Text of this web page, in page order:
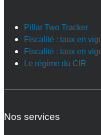
Pillar Two Tracker
Fiscalité : taux en
Fiscalité : taux en
Le régime du CIR
Nos services